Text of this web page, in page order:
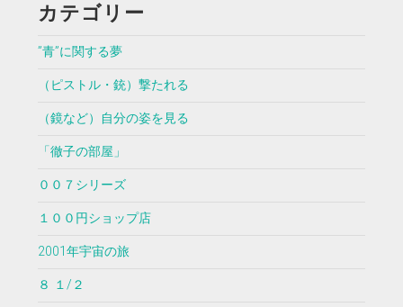
カテゴリー
”青”に関する夢
（ピストル・銃）撃たれる
（鏡など）自分の姿を見る
「徹子の部屋」
００７シリーズ
１００円ショップ店
2001年宇宙の旅
８ １/２